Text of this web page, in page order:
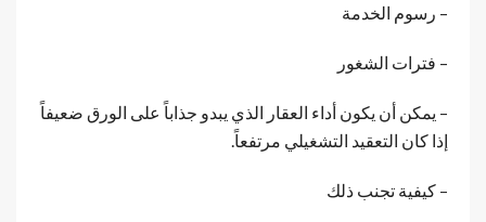
– رسوم الخدمة
– فترات الشغور
– يمكن أن يكون أداء العقار الذي يبدو جذاباً على الورق ضعيفاً
إذا كان التعقيد التشغيلي مرتفعاً.
– كيفية تجنب ذلك